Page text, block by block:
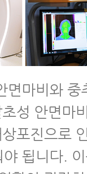
면마비와 중
성 안면마
포진으로
됩니다.